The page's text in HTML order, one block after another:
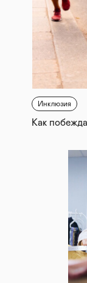
Инклюзия
Как